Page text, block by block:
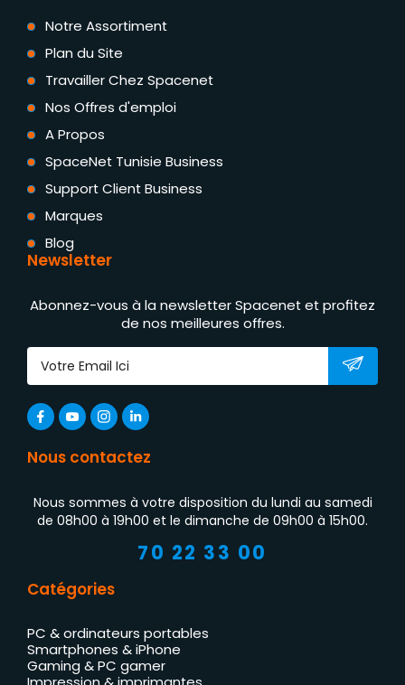
Notre Assortiment
Plan du Site
Travailler Chez Spacenet
Nos Offres d'emploi
A Propos
SpaceNet Tunisie Business
Support Client Business
Marques
Blog
Newsletter
Abonnez-vous à la newsletter Spacenet et profitez
de nos meilleures offres.
Nous contactez
Nous sommes à votre disposition du lundi au samedi
de 08h00 à 19h00 et le dimanche de 09h00 à 15h00.
70 22 33 00
Catégories
PC & ordinateurs portables
Smartphones & iPhone
Gaming & PC gamer